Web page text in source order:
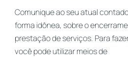
Comunique ao seu atual
forma idônea, sobre o
prestação de serviços. Para
você pode utilizar meios de